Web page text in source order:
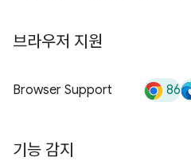
브라우저 지원
Browser Support 86
기능 감지